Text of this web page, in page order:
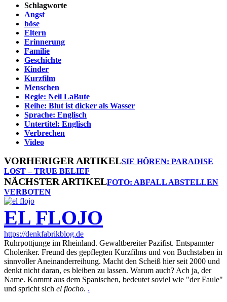
Schlagworte
Angst
böse
Eltern
Erinnerung
Familie
Geschichte
Kinder
Kurzfilm
Menschen
Regie: Neil LaBute
Reihe: Blut ist dicker als Wasser
Sprache: Englisch
Untertitel: Englisch
Verbrechen
Video
VORHERIGER ARTIKELSIE HÖREN: PARADISE
LOST – TRUE BELIEF
NÄCHSTER ARTIKELFOTO: ABFALL ABSTELLEN
VERBOTEN
EL FLOJO
https://denkfabrikblog.de
Ruhrpottjunge im Rheinland. Gewaltbereiter Pazifist. Entspannter
Choleriker. Freund des gepflegten Kurzfilms und von Buchstaben in
sinnvoller Aneinanderreihung. Macht den Scheiß hier seit 2000 und
denkt nicht daran, es bleiben zu lassen. Warum auch? Ach ja, der
Name. Kommt aus dem Spanischen, bedeutet soviel wie "der Faule"
und spricht sich el flocho. .